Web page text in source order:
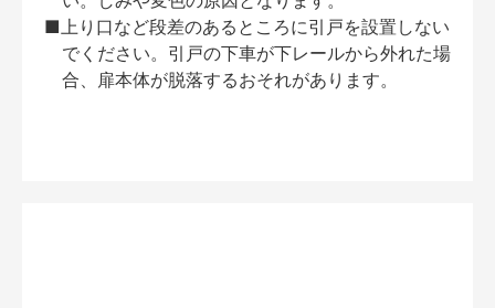
■上り口など段差のあるところに引戸を設置しない
でください。引戸の下車が下レールから外れた場
合、扉本体が脱落するおそれがあります。